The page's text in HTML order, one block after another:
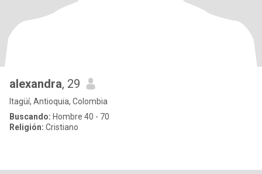
alexandra, 29
Itagüí, Antioquia, Colombia
Buscando: Hombre 40 - 70
Religión: Cristiano